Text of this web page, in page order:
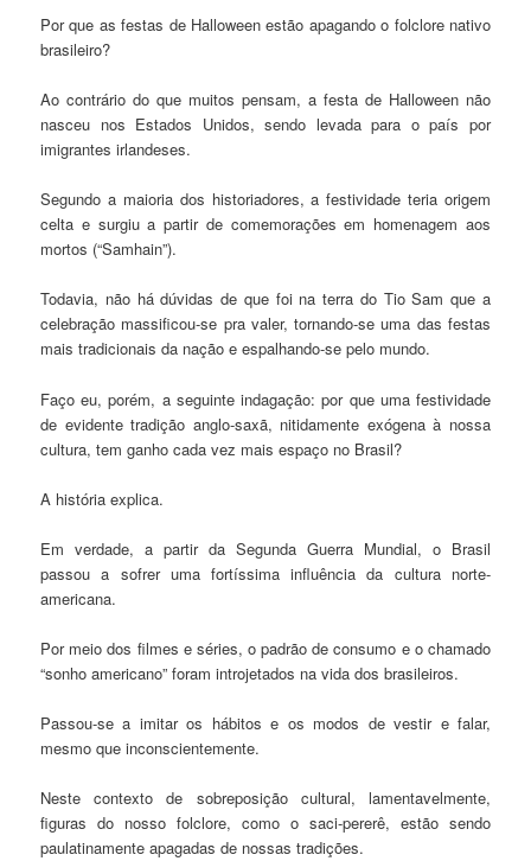
Por que as festas de Halloween estão apagando o folclore nativo
brasileiro?
Ao contrário do que muitos pensam, a festa de Halloween não
nasceu nos Estados Unidos, sendo levada para o país por
imigrantes irlandeses.
Segundo a maioria dos historiadores, a festividade teria origem
celta e surgiu a partir de comemorações em homenagem aos
mortos (“Samhain”).
Todavia, não há dúvidas de que foi na terra do Tio Sam que a
celebração massificou-se pra valer, tornando-se uma das festas
mais tradicionais da nação e espalhando-se pelo mundo.
Faço eu, porém, a seguinte indagação: por que uma festividade
de evidente tradição anglo-saxã, nitidamente exógena à nossa
cultura, tem ganho cada vez mais espaço no Brasil?
A história explica.
Em verdade, a partir da Segunda Guerra Mundial, o Brasil
passou a sofrer uma fortíssima influência da cultura norte-
americana.
Por meio dos filmes e séries, o padrão de consumo e o chamado
“sonho americano” foram introjetados na vida dos brasileiros.
Passou-se a imitar os hábitos e os modos de vestir e falar,
mesmo que inconscientemente.
Neste contexto de sobreposição cultural, lamentavelmente,
figuras do nosso folclore, como o saci-pererê, estão sendo
paulatinamente apagadas de nossas tradições.